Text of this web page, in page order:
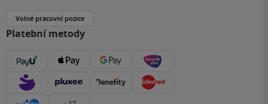
Volné pracovní pozice
Platební metody